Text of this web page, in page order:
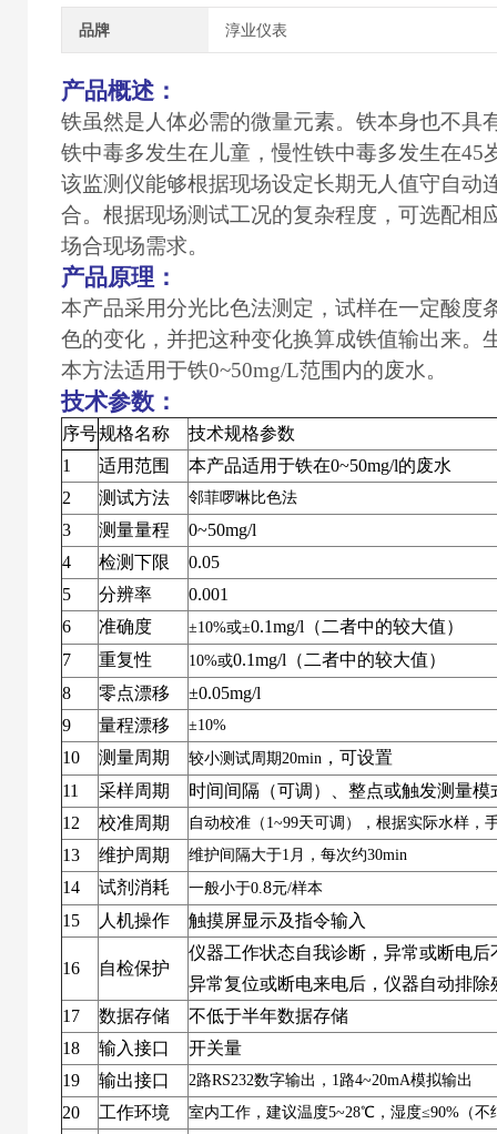
品牌 淳业仪表
产品概述：
铁虽然是人体必需的微量元素。铁本身也不具
铁中毒多发生在儿童，慢性铁中毒多发生在
该监测仪能够根据现场设定长期无人值守自动
合。根据现场测试工况的复杂程度，可选配相
场合现场需求。
产品原理：
本产品采用分光比色法测定，试样在一定酸度
色的变化，并把这种变化换算成铁值输出来。
本方法适用于铁0~50mg/L范围内的废水。
技术参数：
序号规格名称
技术规格参数
1
适用范围 本产品适用于铁在0~50mg/l的废水
2
测试方法 邻菲啰啉比色法
3 测量量程
0~50mg/l
4
检测下限
0.05
5
分辨率 0.001
6
准确度 ±10%或±0.1mg/l （二者中的较大值）
7
重复性 10%或0.1mg/l （二者中的较大值）
8
零点漂移 ±0.05mg/l
9
量程漂移 ±10%
10 测量周期 较小测试周期20min ， 可设置
11
采样周期
时间间隔（可调）、整点或触发测量模
12
校准周期 自动校准（ 1~99天可调），根据实际水样，
13 维护周期 维护间隔大于1 月，每次约30min
14 试剂消耗 一般小于0.8元/样本
15 人机操作 触摸屏显示及指令输入
16 自检保护
仪器工作状态自我诊断，异常或断电后
异常复位或断电来电后，仪器自动排
17
数据存储
不低于半年数据存储
18
输入接口
开关量
19
输出接口 2路RS232数字输出， 1路4~20mA模拟输出
20 工作环境 室内工作，建议温度5~28℃，湿度≤90% （